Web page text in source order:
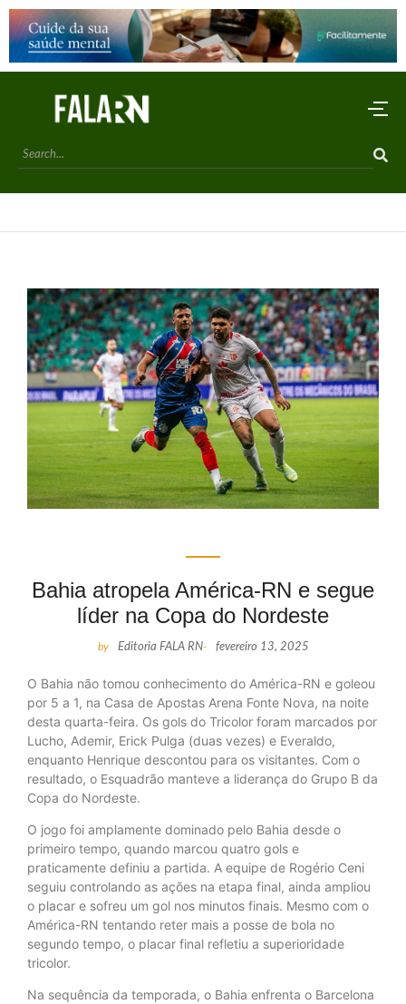
Bahia atropela América-RN e segue
líder na Copa do Nordeste
by Editoria FALA RN- fevereiro 13, 2025
O Bahia não tomou conhecimento do América-RN e goleou
por 5 a 1, na Casa de Apostas Arena Fonte Nova, na noite
desta quarta-feira. Os gols do Tricolor foram marcados por
Lucho, Ademir, Erick Pulga (duas vezes) e Everaldo,
enquanto Henrique descontou para os visitantes. Com o
resultado, o Esquadrão manteve a liderança do Grupo B da
Copa do Nordeste.
O jogo foi amplamente dominado pelo Bahia desde o
primeiro tempo, quando marcou quatro gols e
praticamente definiu a partida. A equipe de Rogério Ceni
seguiu controlando as ações na etapa final, ainda ampliou
o placar e sofreu um gol nos minutos finais. Mesmo com o
América-RN tentando reter mais a posse de bola no
segundo tempo, o placar final refletiu a superioridade
tricolor.
Na sequência da temporada, o Bahia enfrenta o Barcelona